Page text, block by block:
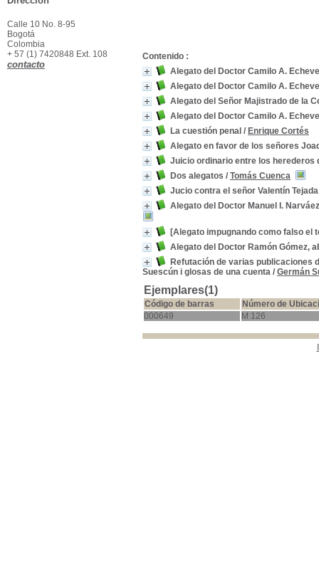
Contenido :
Alegato del Doctor Camilo A.
Alegato del Doctor Camilo A.
Alegato del Señor Majistrado de la
Alegato del Doctor Camilo A.
La cuestión penal / Enrique Cortés
Alegato en favor de los señores
Juicio ordinario entre los herederos
Dos alegatos / Tomás Cuenca
Jucio contra el señor Valentín Tejada
Alegato del Doctor Manuel I.
[Alegato impugnando como falso el
Alegato del Doctor Ramón Gómez,
Refutación de varias publicaciones
Suescún i glosas de una cuenta / Germán
Ejemplares(1)
Código de barras
Número de
000649
M 126
Calle 10 No. 8-95
Bogotá
Colombia
+ 57 (1) 7420848 Ext. 108
contacto